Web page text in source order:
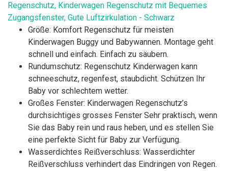
Regenschutz, Kinderwagen Regenschutz mit Bequemes
Zugangsfenster, Gute Luftzirkulation - Schwarz
Größe: Komfort Regenschutz für meisten
Kinderwagen Buggy und Babywannen. Montage geht
schnell und einfach. Einfach zu säubern.
Rundumschutz: Regenschutz Kinderwagen kann
schneeschutz, regenfest, staubdicht. Schützen Ihr
Baby vor schlechtem wetter.
Großes Fenster: Kinderwagen Regenschutz’s
durchsichtiges grosses Fenster Sehr praktisch, wenn
Sie das Baby rein und raus heben, und es stellen Sie
eine perfekte Sicht für Baby zur Verfügung.
Wasserdichtes Reißverschluss: Wasserdichter
Reißverschluss verhindert das Eindringen von Regen.